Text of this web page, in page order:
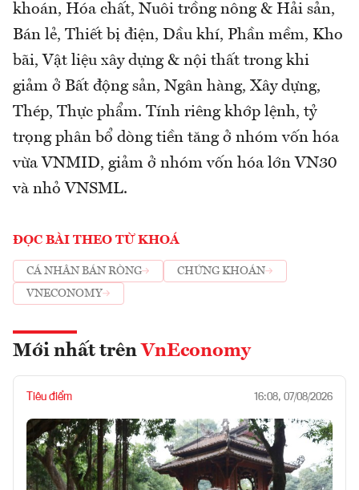
khoán, Hóa chất, Nuôi trồng nông & Hải sản,
Bán lẻ, Thiết bị điện, Dầu khí, Phần mềm, Kho
bãi, Vật liệu xây dựng & nội thất trong khi
giảm ở Bất động sản, Ngân hàng, Xây dựng,
Thép, Thực phẩm. Tính riêng khớp lệnh, tỷ
trọng phân bổ dòng tiền tăng ở nhóm vốn hóa
vừa VNMID, giảm ở nhóm vốn hóa lớn VN30
và nhỏ VNSML.
ĐỌC BÀI THEO TỪ KHOÁ
CÁ NHÂN BÁN RÒNG
CHỨNG KHOÁN
VNECONOMY
Mới nhất trên VnEconomy
Tiêu điểm 16:08, 07/08/2026